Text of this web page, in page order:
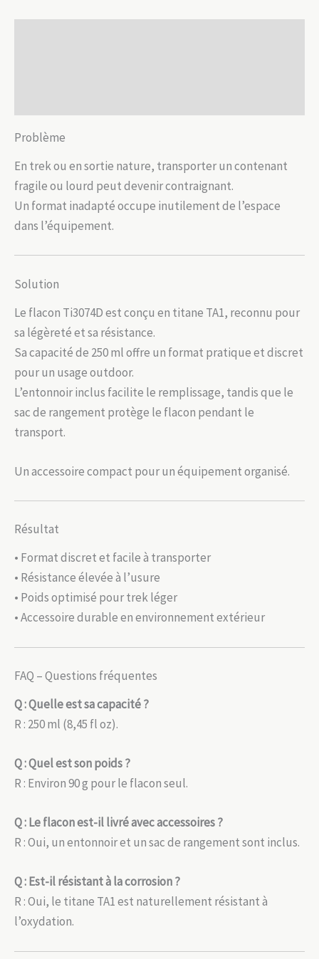
Problème
En trek ou en sortie nature, transporter un contenant
fragile ou lourd peut devenir contraignant.
Un format inadapté occupe inutilement de l’espace
dans l’équipement.
Solution
Le flacon Ti3074D est conçu en titane TA1, reconnu pour
sa légèreté et sa résistance.
Sa capacité de 250 ml offre un format pratique et discret
pour un usage outdoor.
L’entonnoir inclus facilite le remplissage, tandis que le
sac de rangement protège le flacon pendant le
transport.
Un accessoire compact pour un équipement organisé.
Résultat
• Format discret et facile à transporter
• Résistance élevée à l’usure
• Poids optimisé pour trek léger
• Accessoire durable en environnement extérieur
FAQ – Questions fréquentes
Q : Quelle est sa capacité ?
R : 250 ml (8,45 fl oz).
Q : Quel est son poids ?
R : Environ 90 g pour le flacon seul.
Q : Le flacon est-il livré avec accessoires ?
R : Oui, un entonnoir et un sac de rangement sont inclus.
Q : Est-il résistant à la corrosion ?
R : Oui, le titane TA1 est naturellement résistant à
l’oxydation.